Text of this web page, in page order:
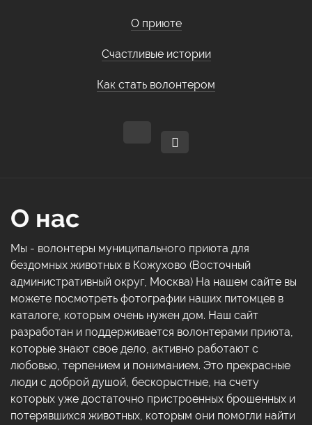
О приюте
Счастливые истории
Как стать волонтером
О нас
Мы - волонтеры муниципального приюта для
бездомных животных в Кожухово (Восточный
административный округ, Москва) На нашем сайте вы
можете посмотреть фотографии наших питомцев в
каталоге, которым очень нужен дом. Наш сайт
разработан и поддерживается волонтерами приюта,
которые знают свое дело, активно работают с
любовью, терпением и пониманием. Это прекрасные
люди с доброй душой, бескорыстные, на счету
которых уже достаточно пристроенных брошенных и
потерявшихся животных, которым они помогли найти